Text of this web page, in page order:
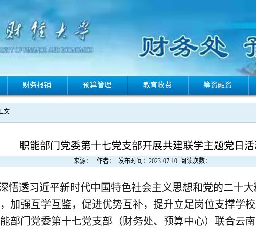
财务报销 预算管理 教育收费 筹资融资
文
职能部门党委第十七党支部开展共建联学主题党日
来源： 作者： 发布时间：2023-07-10 阅读次数：
悟透习近平新时代中国特色社会主义思想和党的二十
加强互学互鉴，促进优势互补，提升立足岗位支撑学
部门党委第十七党支部（财务处、预算中心）联合云